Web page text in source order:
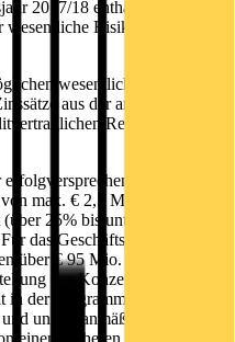
2017/18 enthält keine
Risiken und
wesentlichen
aus der anstehenden
Restriktionen bei
Titel im
max. € 2,5 Mio. mit
25% bis unter 50%) im
das Geschäftsjahr 2019/20
über € 95 Mio. hinaus
des Konzernabschlusses
in der Programmplanung (18-
unterplanmäßigen
einem höheren Risiko